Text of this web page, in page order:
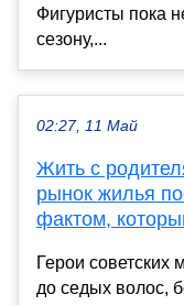
Фигуристы пока
сезону,...
02:27, 11 Май
Жить с
рынок жилья
фактом,
Герои
до седых волос,